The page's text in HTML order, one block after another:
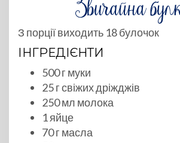
З порції виходить 18 булочок
ІНГРЕДІЄНТИ
500 г муки
25 г свіжих дріжджів
250 мл молока
1 яйце
70 г масла